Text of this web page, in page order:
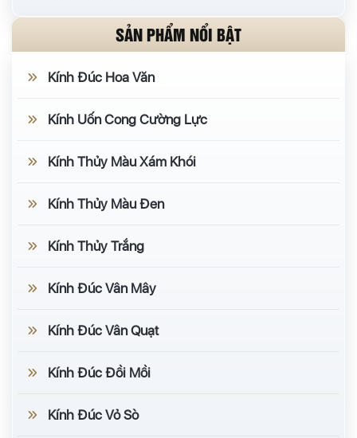
SẢN PHẨM NỔI BẬT
Kính Đúc Hoa Văn
Kính Uốn Cong Cường Lực
Kính Thủy Màu Xám Khói
Kính Thủy Màu Đen
Kính Thủy Trắng
Kính Đúc Vân Mây
Kính Đúc Vân Quạt
Kính Đúc Đồi Mồi
Kính Đúc Vỏ Sò